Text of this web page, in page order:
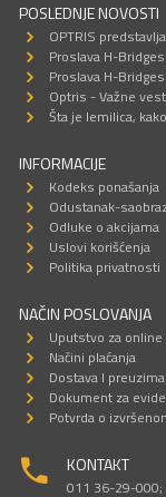
POSLEDNJE NOVOSTI
OPTRIS
Proslava H-
Proslava H-
Optris - Važne
Šta je lemilica,
INFORMACIJE
Kodeks ponašanja
Odustanak-
Odluke o akcijama
Uslovi korišćenja
Politika privatnosti
NAČIN POSLOVANJA
Uputstvo za
Načini plaćanja
Dostava I
Dokument za
Potvrda o
KONTAKT
011 36-29-